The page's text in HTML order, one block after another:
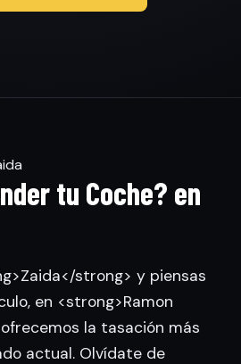
tu Coche? en
strong> y piensas
en <strong>Ramon
la tasación más
actual. Olvídate de